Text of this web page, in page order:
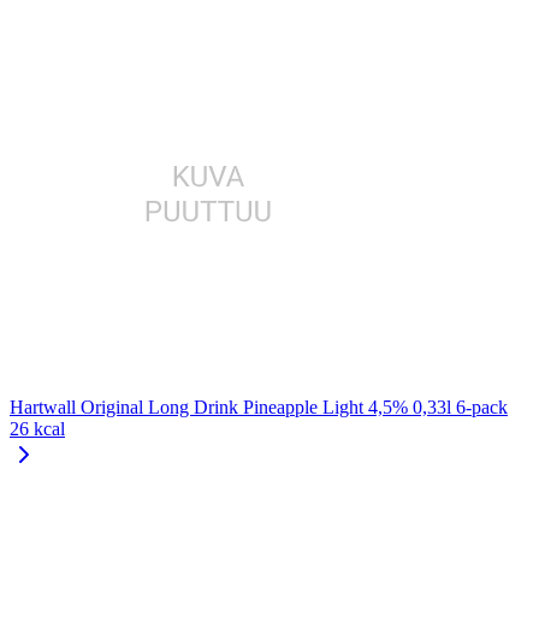
Hartwall Original Long Drink Pineapple Light 4,5% 0,33l 6-pack
26 kcal